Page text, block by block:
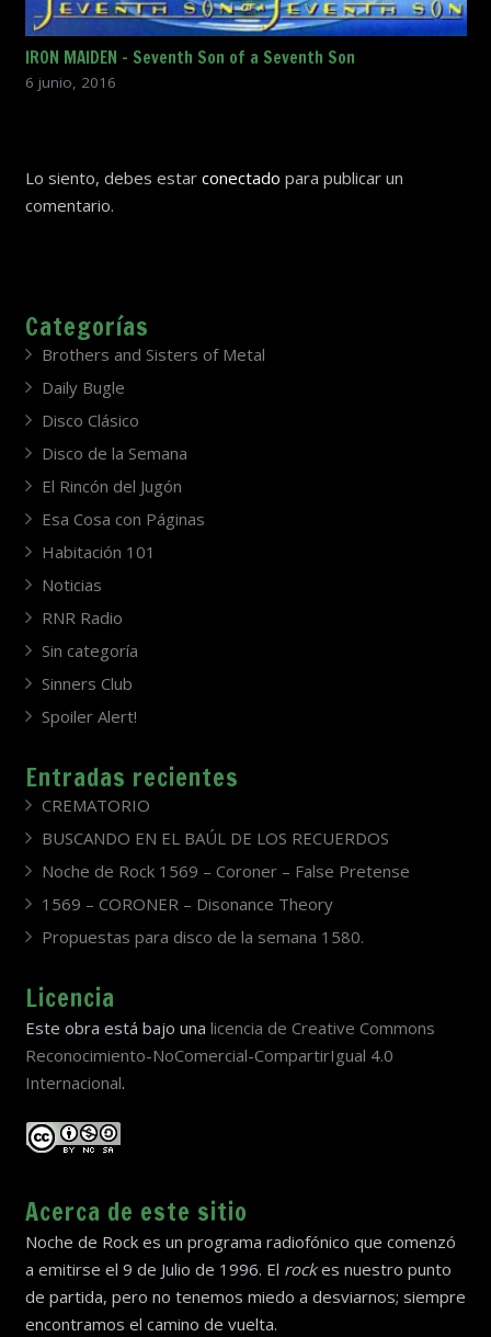
IRON MAIDEN – Seventh Son of a Seventh Son
6 junio, 2016
Lo siento, debes estar conectado para publicar un
comentario.
Categorías
Brothers and Sisters of Metal
Daily Bugle
Disco Clásico
Disco de la Semana
El Rincón del Jugón
Esa Cosa con Páginas
Habitación 101
Noticias
RNR Radio
Sin categoría
Sinners Club
Spoiler Alert!
Entradas recientes
CREMATORIO
BUSCANDO EN EL BAÚL DE LOS RECUERDOS
Noche de Rock 1569 – Coroner – False Pretense
1569 – CORONER – Disonance Theory
Propuestas para disco de la semana 1580.
Licencia
Este obra está bajo una licencia de Creative Commons
Reconocimiento-NoComercial-CompartirIgual 4.0
Internacional.
Acerca de este sitio
Noche de Rock es un programa radiofónico que comenzó
a emitirse el 9 de Julio de 1996. El rockes nuestro punto
de partida, pero no tenemos miedo a desviarnos; siempre
encontramos el camino de vuelta.